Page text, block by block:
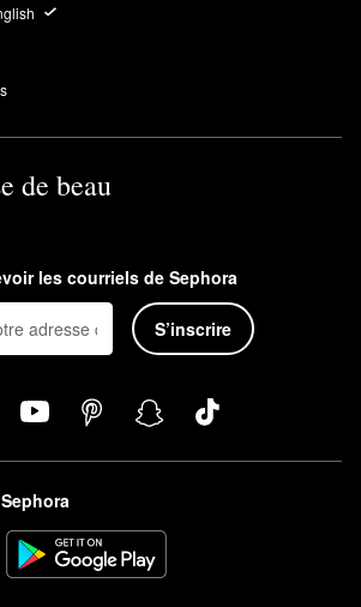
de beau
les courriels de Sephora
S’inscrire